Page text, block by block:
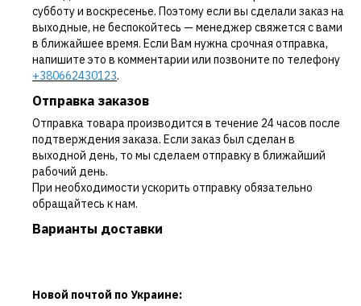
субботу и воскресенье. Поэтому если вы сделали заказ на
выходные, не беспокойтесь — менеджер свяжется с вами
в ближайшее время. Если Вам нужна срочная отправка,
напишите это в комментарии или позвоните по телефону
+380662430123.
Отправка заказов
Отправка товара производится в течение 24 часов после
подтверждения заказа. Если заказ был сделан в
выходной день, то мы сделаем отправку в ближайший
рабочий день.
При необходимости ускорить отправку обязательно
обращайтесь к нам.
Варианты доставки
Новой почтой по Украине: